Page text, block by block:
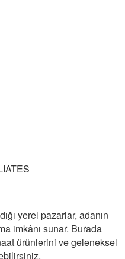
yerel pazarlar, adanın
imkânı sunar. Burada
ürünlerini ve geleneksel